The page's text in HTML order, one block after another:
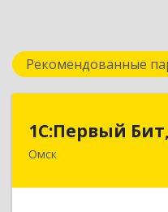
Рекомендованные
1С:Первый
Омск
644099, Омская обл,